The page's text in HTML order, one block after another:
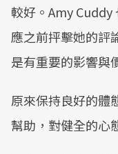
較好。Amy Cuddy
應之前抨擊她的評
是有重要的影響與
原來保持良好的體
幫助，對健全的心